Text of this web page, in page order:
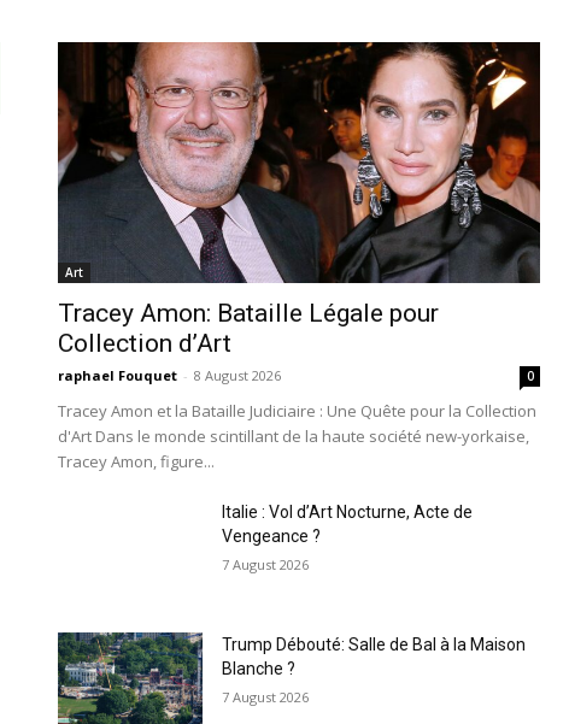
Art
Tracey Amon: Bataille Légale pour
Collection d’Art
raphael Fouquet - 8 August 2026 0
Tracey Amon et la Bataille Judiciaire : Une Quête pour la Collection
d'Art Dans le monde scintillant de la haute société new-yorkaise,
Tracey Amon, figure...
Italie : Vol d’Art Nocturne, Acte de
Vengeance ?
7 August 2026
Trump Débouté: Salle de Bal à la Maison
Blanche ?
7 August 2026